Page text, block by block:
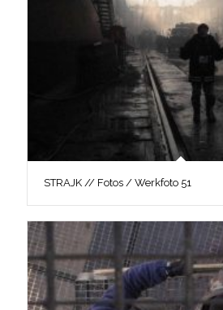
STRAJK // Fotos / Werkfoto 51